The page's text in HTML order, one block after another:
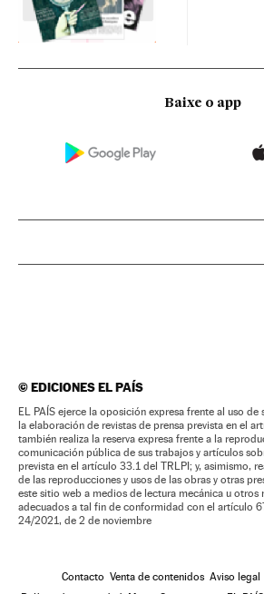
Baixe o app
©EDICIONES EL PAÍS
EL PAÍS ejerce la oposición expresa frente al uso de
la elaboración de revistas de prensa prevista en el
también realiza la reserva expresa frente a la
comunicación pública de sus trabajos y artículos
prevista en el artículo 33.1 del TRLPI; y, asimismo,
de las reproducciones y usos de las obras y otras
este sitio web a medios de lectura mecánica u otros
adecuados a tal fin de conformidad con el artículo
24/2021, de 2 de noviembre
Contacto Venta de contenidos Aviso legal